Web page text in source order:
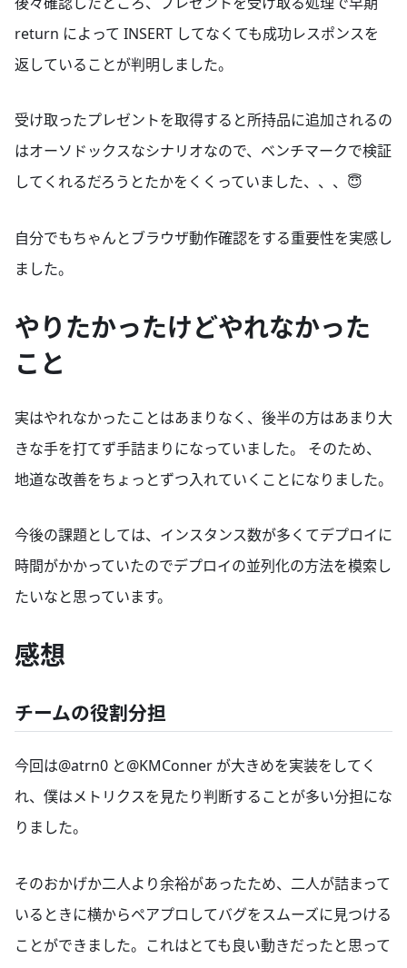
return によって INSERT してなくても成功レスポンスを
返していることが判明しました。
受け取ったプレゼントを取得すると所持品に追加されるの
はオーソドックスなシナリオなので、ベンチマークで検証
してくれるだろうとたかをくくっていました、、、😇
自分でもちゃんとブラウザ動作確認をする重要性を実感し
ました。
やりたかったけどやれなかった
こと
実はやれなかったことはあまりなく、後半の方はあまり大
きな手を打てず手詰まりになっていました。 そのため、
地道な改善をちょっとずつ入れていくことになりました。
今後の課題としては、インスタンス数が多くてデプロイに
時間がかかっていたのでデプロイの並列化の方法を模索し
たいなと思っています。
感想
チームの役割分担
今回は@atrn0 と@KMConner が大きめを実装をしてく
れ、僕はメトリクスを見たり判断することが多い分担にな
りました。
そのおかげか二人より余裕があったため、二人が詰まって
いるときに横からペアプロしてバグをスムーズに見つける
ことができました。これはとても良い動きだったと思って